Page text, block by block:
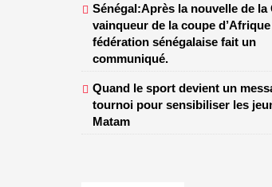
Sénégal:Après la nouvelle de la
vainqueur de la coupe d’Afrique
fédération sénégalaise fait un
communiqué.
Quand le sport devient un
tournoi pour sensibiliser les
Matam